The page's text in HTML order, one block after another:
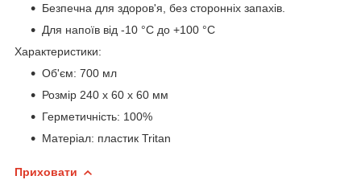
Безпечна для здоров'я, без сторонніх запахів.
Для напоїв від -10 °C до +100 °C
Характеристики:
Об'єм: 700 мл
Розмір 240 x 60 x 60 мм
Герметичність: 100%
Матеріал: пластик Tritan
Приховати